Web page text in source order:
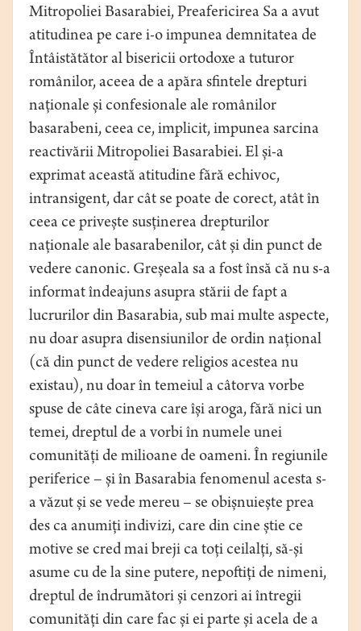
Mitropoliei Basarabiei, Preafericirea Sa a avut
atitudinea pe care i-o impunea demnitatea de
Întâistătător al bisericii ortodoxe a tuturor
românilor, aceea de a apăra sfintele drepturi
naționale și confesionale ale românilor
basarabeni, ceea ce, implicit, impunea sarcina
reactivării Mitropoliei Basarabiei. El și-a
exprimat această atitudine fără echivoc,
intransigent, dar cât se poate de corect, atât în
ceea ce privește susținerea drepturilor
naționale ale basarabenilor, cât și din punct de
vedere canonic. Greșeala sa a fost însă că nu s-a
informat îndeajuns asupra stării de fapt a
lucrurilor din Basarabia, sub mai multe aspecte,
nu doar asupra disensiunilor de ordin național
(că din punct de vedere religios acestea nu
existau), nu doar în temeiul a câtorva vorbe
spuse de câte cineva care își aroga, fără nici un
temei, dreptul de a vorbi în numele unei
comunități de milioane de oameni. În regiunile
periferice – și în Basarabia fenomenul acesta s-
a văzut și se vede mereu – se obișnuiește prea
des ca anumiți indivizi, care din cine știe ce
motive se cred mai breji ca toți ceilalți, să-și
asume cu de la sine putere, nepoftiți de nimeni,
dreptul de îndrumători și cenzori ai întregii
comunități din care fac și ei parte și acela de a